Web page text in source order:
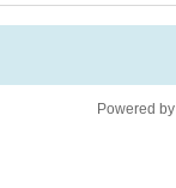
Powered by